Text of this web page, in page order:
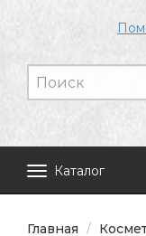
Каталог
Главная